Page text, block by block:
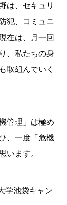
は、セキュリ
犯、コミュニ
在は、月一回
、私たちの身
取組んでいく
管理」は極め
、一度「危機
います。
学池袋キャン